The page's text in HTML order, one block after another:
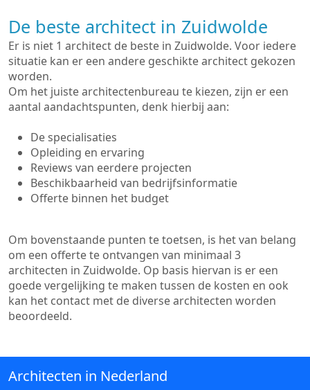
De beste architect in Zuidwolde
Er is niet 1 architect de beste in Zuidwolde. Voor iedere
situatie kan er een andere geschikte architect gekozen
worden.
Om het juiste architectenbureau te kiezen, zijn er een
aantal aandachtspunten, denk hierbij aan:
De specialisaties
Opleiding en ervaring
Reviews van eerdere projecten
Beschikbaarheid van bedrijfsinformatie
Offerte binnen het budget
Om bovenstaande punten te toetsen, is het van belang
om een offerte te ontvangen van minimaal 3
architecten in Zuidwolde. Op basis hiervan is er een
goede vergelijking te maken tussen de kosten en ook
kan het contact met de diverse architecten worden
beoordeeld.
Architecten in Nederland